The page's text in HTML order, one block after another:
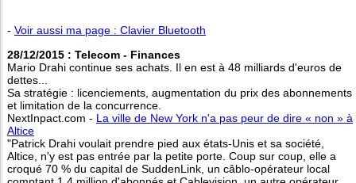
- Voir aussi ma page : Clavier Bluetooth
28/12/2015 : Telecom - Finances
Mario Drahi continue ses achats. Il en est à 48 milliards d'euros de
dettes...
Sa stratégie : licenciements, augmentation du prix des abonnements
et limitation de la concurrence.
NextInpact.com - La ville de New York n'a pas peur de dire « non » à
Altice
"Patrick Drahi voulait prendre pied aux états-Unis et sa société,
Altice, n'y est pas entrée par la petite porte. Coup sur coup, elle a
croqué 70 % du capital de SuddenLink, un câblo-opérateur local